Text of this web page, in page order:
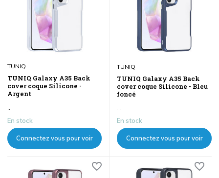
TUNIQ
TUNIQ Galaxy A35 Back
cover coque Silicone -
Argent
...
En stock
Connectez vous pour voir
TUNIQ
TUNIQ Galaxy A35 Back
cover coque Silicone - Bleu
foncé
...
En stock
Connectez vous pour voir